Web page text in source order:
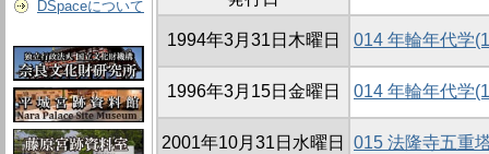
DSpaceについて
1994年3月31日木曜日 014 年輪年代学
1996年3月15日金曜日 014 年輪年代学
2001年10月31日水曜日 015 法隆寺五重